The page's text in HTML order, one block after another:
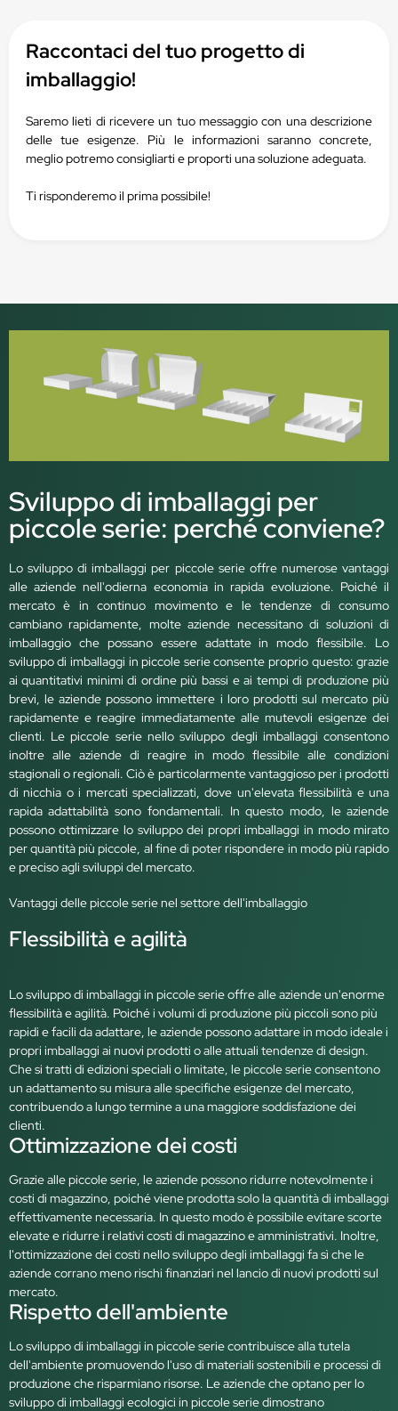
Raccontaci del tuo progetto di
imballaggio!
Saremo lieti di ricevere un tuo messaggio con una descrizione
delle tue esigenze. Più le informazioni saranno concrete,
meglio potremo consigliarti e proporti una soluzione adeguata.
Ti risponderemo il prima possibile!
Sviluppo di imballaggi per
piccole serie: perché conviene?
Lo sviluppo di imballaggi per piccole serie offre numerose vantaggi
alle aziende nell'odierna economia in rapida evoluzione. Poiché il
mercato è in continuo movimento e le tendenze di consumo
cambiano rapidamente, molte aziende necessitano di soluzioni di
imballaggio che possano essere adattate in modo flessibile. Lo
sviluppo di imballaggi in piccole serie consente proprio questo: grazie
ai quantitativi minimi di ordine più bassi e ai tempi di produzione più
brevi, le aziende possono immettere i loro prodotti sul mercato più
rapidamente e reagire immediatamente alle mutevoli esigenze dei
clienti. Le piccole serie nello sviluppo degli imballaggi consentono
inoltre alle aziende di reagire in modo flessibile alle condizioni
stagionali o regionali. Ciò è particolarmente vantaggioso per i prodotti
di nicchia o i mercati specializzati, dove un'elevata flessibilità e una
rapida adattabilità sono fondamentali. In questo modo, le aziende
possono ottimizzare lo sviluppo dei propri imballaggi in modo mirato
per quantità più piccole, al fine di poter rispondere in modo più rapido
e preciso agli sviluppi del mercato.
Vantaggi delle piccole serie nel settore dell'imballaggio
Flessibilità e agilità
Lo sviluppo di imballaggi in piccole serie offre alle aziende un'enorme
flessibilità e agilità. Poiché i volumi di produzione più piccoli sono più
rapidi e facili da adattare, le aziende possono adattare in modo ideale i
propri imballaggi ai nuovi prodotti o alle attuali tendenze di design.
Che si tratti di edizioni speciali o limitate, le piccole serie consentono
un adattamento su misura alle specifiche esigenze del mercato,
contribuendo a lungo termine a una maggiore soddisfazione dei
clienti.
Ottimizzazione dei costi
Grazie alle piccole serie, le aziende possono ridurre notevolmente i
costi di magazzino, poiché viene prodotta solo la quantità di imballaggi
effettivamente necessaria. In questo modo è possibile evitare scorte
elevate e ridurre i relativi costi di magazzino e amministrativi. Inoltre,
l'ottimizzazione dei costi nello sviluppo degli imballaggi fa sì che le
aziende corrano meno rischi finanziari nel lancio di nuovi prodotti sul
mercato.
Rispetto dell'ambiente
Lo sviluppo di imballaggi in piccole serie contribuisce alla tutela
dell'ambiente promuovendo l'uso di materiali sostenibili e processi di
produzione che risparmiano risorse. Le aziende che optano per lo
sviluppo di imballaggi ecologici in piccole serie dimostrano